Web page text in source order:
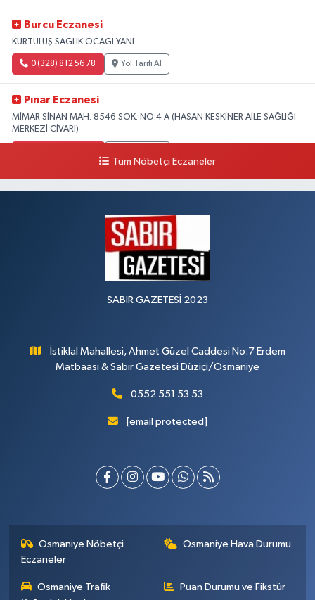
Burcu Eczanesi
KURTULUŞ SAĞLIK OCAĞI YANI
0 (328) 812 56 78 Yol Tarifi Al
Pınar Eczanesi
MİMAR SİNAN MAH. 8546 SOK. NO:4 A (HASAN KESKİNER AİLE SAĞLIĞI
MERKEZİ CİVARI)
Tüm Nöbetçi Eczaneler
SABIR GAZETESİ 2023
İstiklal Mahallesi, Ahmet Güzel Caddesi No:7 Erdem
Matbaası & Sabır Gazetesi Düziçi/Osmaniye
0552 551 53 53
[email protected]
Osmaniye Nöbetçi
Eczaneler
Osmaniye Hava Durumu
Osmaniye Trafik
Puan Durumu ve Fikstür